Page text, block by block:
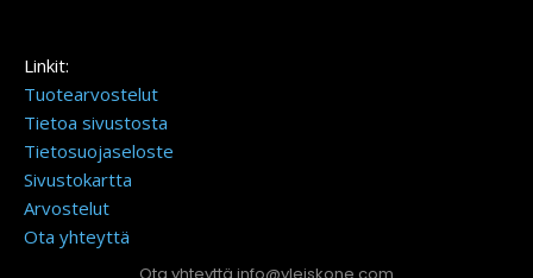
Linkit:
Tuotearvostelut
Tietoa sivustosta
Tietosuojaseloste
Sivustokartta
Arvostelut
Ota yhteyttä